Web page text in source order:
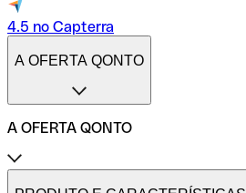
4.5 no Capterra
A OFERTA QONTO
A OFERTA QONTO